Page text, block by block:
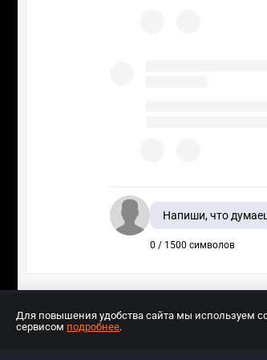
Напиши, что
0 / 1500 символов
Для повышения удобства сайта мы используем
сервисом подробнее.